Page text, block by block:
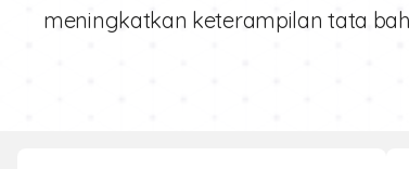
meningkatkan keterampilan tata